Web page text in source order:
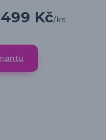
499 Kč/ks